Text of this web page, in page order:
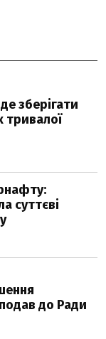
зберігати
тривалої
суттєві
до Ради